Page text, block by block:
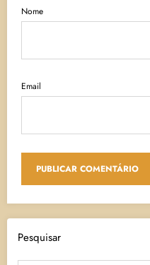
Nome
Email
Pesquisar